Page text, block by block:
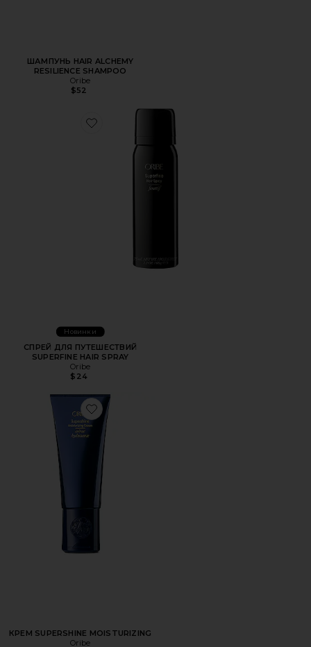
ШАМПУНЬ HAIR ALCHEMY
RESILIENCE SHAMPOO
Oribe
$52
Favorite СПРЕЙ ДЛЯ ПУТЕШЕСТВИЙ SUPERFINE HAIR
Новинки
СПРЕЙ ДЛЯ ПУТЕШЕСТВИЙ
SUPERFINE HAIR SPRAY
Oribe
$24
Favorite КРЕМ SUPERSHINE MOISTURIZING
КРЕМ SUPERSHINE MOISTURIZING
Oribe